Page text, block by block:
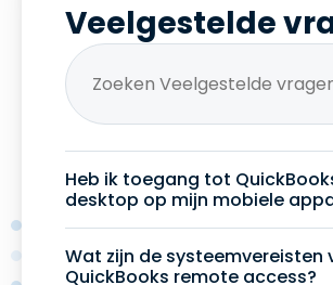
Veelgestelde
Heb ik toegang tot
desktop op mijn mobiele
Wat zijn de systeemvereisten
QuickBooks remote access?